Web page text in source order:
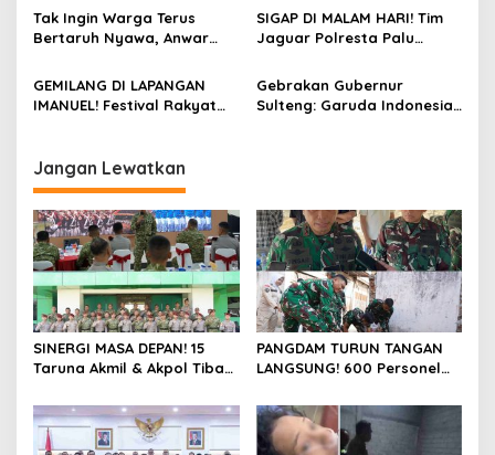
s
Pertanahan
Sulteng Cover Biaya &
Desak Polisi Tangkap
Pelaku
Tak Ingin Warga Terus
Bertaruh Nyawa, Anwar
Pribadi Segera Bangun
Jembatan Gantung di
Mansungkang Banggai
SIGAP DI MALAM HARI! Tim
Jaguar Polresta Palu
Anoa-Nunu di Jalan Lalove,
Situasi Kembali Kondusif
dalam Hitungan Menit
GEMILANG DI LAPANGAN
IMANUEL! Festival Rakyat
Gubernur Sulteng Pukul
Gimba Bersamaan, Ribuan
Piala Dunia
Gebrakan Gubernur
Sulteng: Garuda Indonesia
Jangan Lewatkan
SINERGI MASA DEPAN! 15
Taruna Akmil & Akpol Tiba
Program “Taruna Bakti” di
Bumi Tadulako Sulteng
PANGDAM TURUN TANGAN
LANGSUNG! 600 Personel
Bersihkan 16 Titik di Palu,
Sambut HUT Pertama
dengan Aksi Nyata